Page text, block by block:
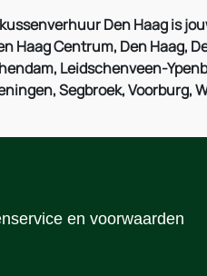
Den Haag is
Haag Centrum, Den Haag,
Leidschenveen-
Segbroek, Voorburg,
en voorwaarden